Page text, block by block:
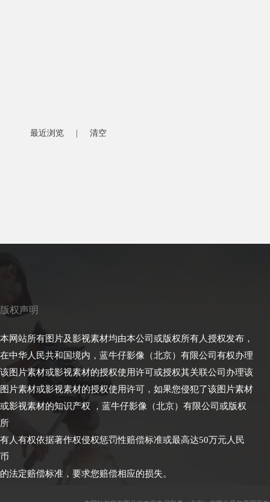
最近浏览 清空
版权声明
本网站所有图片及影视素材均由本公司或版权所有人授权发布，
在中华人民共和国境内，蓝牛仔影像（北京）有限公司有权办理
该图片素材或影视素材的授权使用许可或授权其关联公司办理该
图片素材或影视素材的授权使用许可，如果您侵犯了该图片素材
或影视素材的知识产权 ，蓝牛仔影像（北京）有限公司或版权
所
有人有权依据著作权侵权惩罚性赔偿标准或最高达50万元人民
币
的法定赔偿标准，要求您赔偿相应的损失。